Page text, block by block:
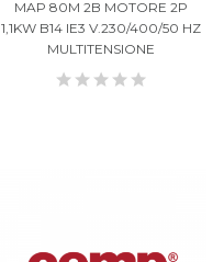
MAP 80M 2B MOTORE 2P
1,1KW B14 IE3 V.230/400/50 HZ
MULTITENSIONE